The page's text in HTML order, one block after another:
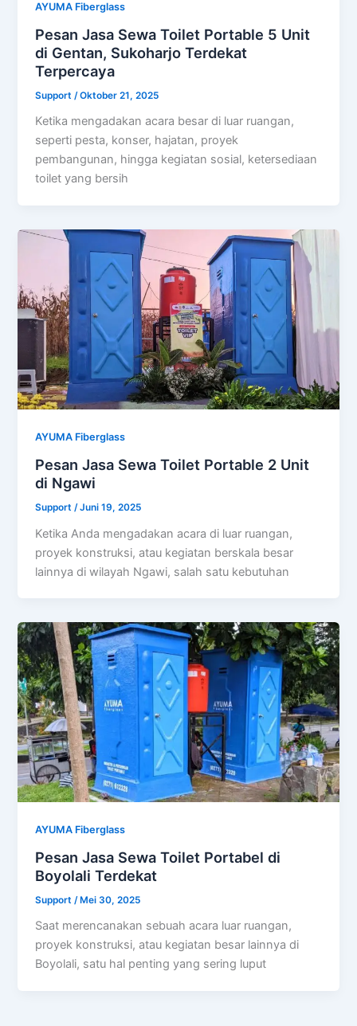
AYUMA Fiberglass
Pesan Jasa Sewa Toilet Portable 5 Unit
di Gentan, Sukoharjo Terdekat
Terpercaya
Support /Oktober 21, 2025
Ketika mengadakan acara besar di luar ruangan,
seperti pesta, konser, hajatan, proyek
pembangunan, hingga kegiatan sosial, ketersediaan
toilet yang bersih
AYUMA Fiberglass
Pesan Jasa Sewa Toilet Portable 2 Unit
di Ngawi
Support /Juni 19, 2025
Ketika Anda mengadakan acara di luar ruangan,
proyek konstruksi, atau kegiatan berskala besar
lainnya di wilayah Ngawi, salah satu kebutuhan
AYUMA Fiberglass
Pesan Jasa Sewa Toilet Portabel di
Boyolali Terdekat
Support /Mei 30, 2025
Saat merencanakan sebuah acara luar ruangan,
proyek konstruksi, atau kegiatan besar lainnya di
Boyolali, satu hal penting yang sering luput